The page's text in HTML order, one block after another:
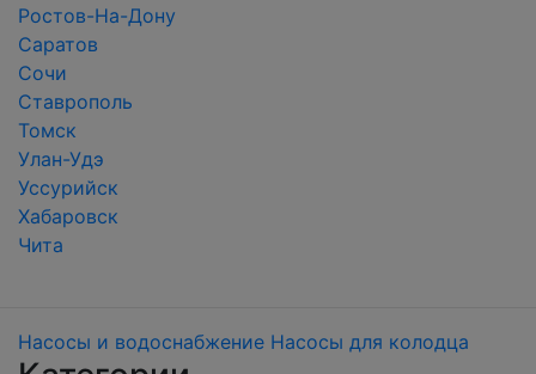
Ростов-На-Дону
Саратов
Сочи
Ставрополь
Томск
Улан-Удэ
Уссурийск
Хабаровск
Чита
Насосы и водоснабжение Насосы для колодца